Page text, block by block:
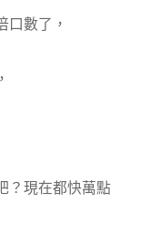
口數了，
？現在都快萬點